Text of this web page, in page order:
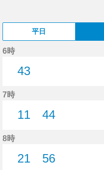
平日
6時
43
7時
11
44
8時
21
56